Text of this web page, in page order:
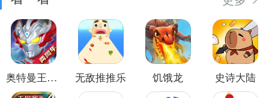
奥特曼王者传奇 无敌推推乐 饥饿龙 史诗大陆